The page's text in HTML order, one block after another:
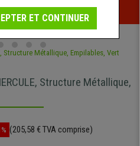
limitée - Voir l'offre
Structure Métallique,
(205,58 € TVA comprise)
ET CONTINUER